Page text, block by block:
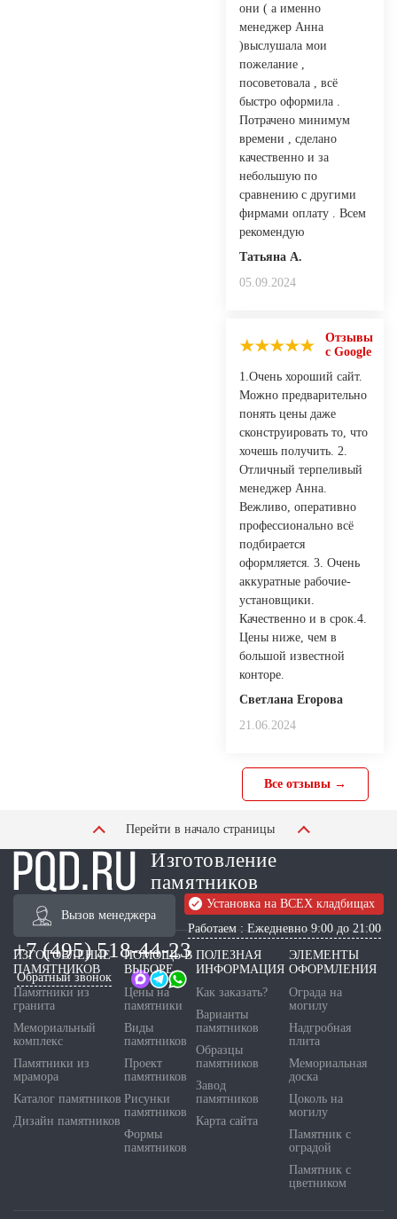
они ( а именно
менеджер Анна
)выслушала мои
пожелание ,
посоветовала , всё
быстро оформила .
Потрачено минимум
времени , сделано
качественно и за
небольшую по
сравнению с другими
фирмами оплату . Всем
рекомендую
Татьяна А.
05.09.2024
Отзывы
с Google
1.Очень хороший сайт.
Можно предварительно
понять цены даже
сконструировать то, что
хочешь получить. 2.
Отличный терпеливый
менеджер Анна.
Вежливо, оперативно
профессионально всё
подбирается
оформляется. 3. Очень
аккуратные рабочие-
установщики.
Качественно и в срок.4.
Цены ниже, чем в
большой известной
конторе.
Светлана Егорова
21.06.2024
Все отзывы →
Перейти в начало страницы
Изготовление
памятников
Вызов менеджера
Установка на ВСЕХ кладбищах
Работаем : Ежедневно 9:00 до 21:00
+7 (495) 518-44-23
Обратный звонок
ИЗГОТОВЛЕНИЕ
ПАМЯТНИКОВ
Памятники из
гранита
Мемориальный
комплекс
Памятники из
мрамора
Каталог памятников
Дизайн памятников
ПОМОЩЬ В
ВЫБОРЕ
Цены на
памятники
Виды
памятников
Проект
памятников
Рисунки
памятников
Формы
памятников
ПОЛЕЗНАЯ
ИНФОРМАЦИЯ
Как заказать?
Варианты
памятников
Образцы
памятников
Завод
памятников
Карта сайта
ЭЛЕМЕНТЫ
ОФОРМЛЕНИЯ
Ограда на
могилу
Надгробная
плита
Мемориальная
доска
Цоколь на
могилу
Памятник с
оградой
Памятник с
цветником